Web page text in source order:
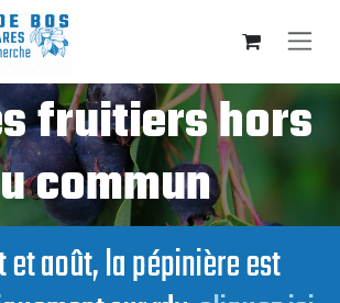
fruitiers hors
commun
août, la pépinière est